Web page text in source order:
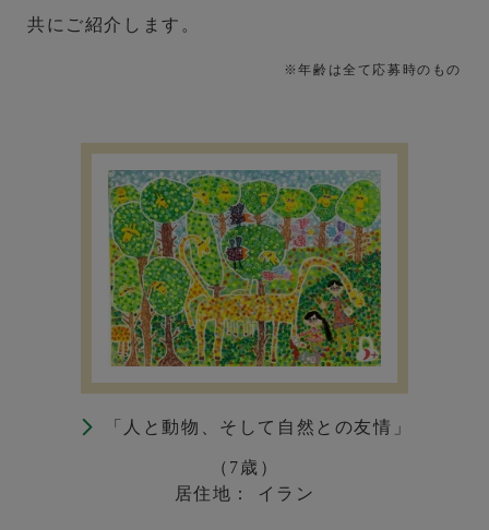
共にご紹介します。
※年齢は全て応募時のもの
「人と動物、そして自然との友情」
（7歳）
居住地： イラン